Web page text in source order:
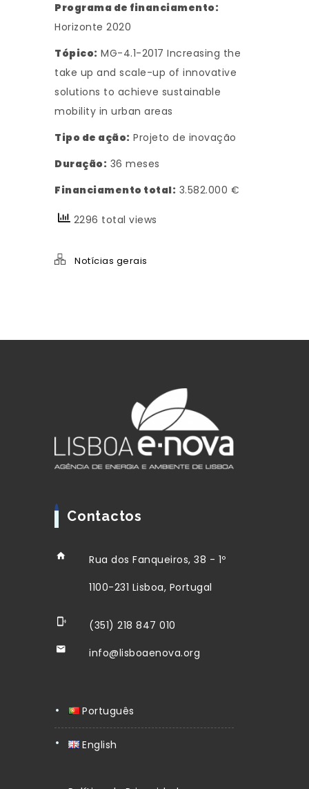
Programa de financiamento:
Horizonte 2020
Tópico: MG-4.1-2017 Increasing the
take up and scale-up of innovative
solutions to achieve sustainable
mobility in urban areas
Tipo de ação: Projeto de inovação
Duração: 36 meses
Financiamento total: 3.582.000 €
2296 total views
Notícias gerais
Contactos
Rua dos Fanqueiros, 38 - 1º
1100-231 Lisboa, Portugal
(351) 218 847 010
info@lisboaenova.org
Português
English